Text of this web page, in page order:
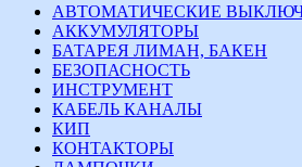
АВТОМАТИЧЕСКИЕ
АККУМУЛЯТОРЫ
БАТАРЕЯ ЛИМАН, БАКЕН
БЕЗОПАСНОСТЬ
ИНСТРУМЕНТ
КАБЕЛЬ КАНАЛЫ
КИП
КОНТАКТОРЫ